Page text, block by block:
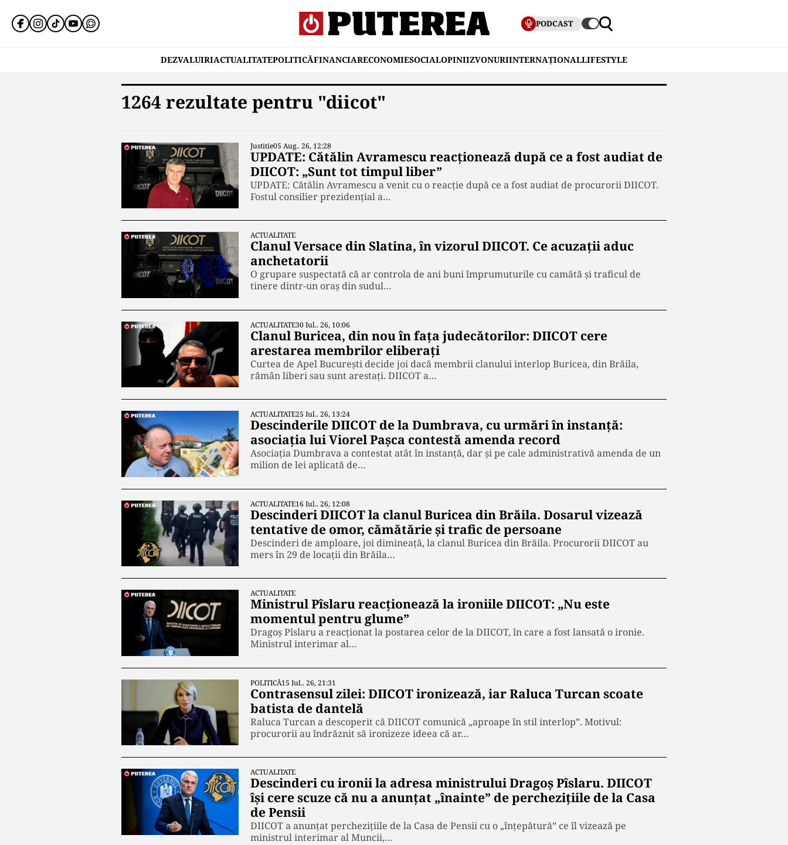
PODCAST
DEZVALUIRIACTUALITATEPOLITICĂFINANCIARECONOMIESOCIALOPINIIZVONURIINTERNAȚIONALLIFESTYLE
1264 rezultate pentru "diicot"
Justitie05 Aug.. 26, 12:28
UPDATE: Cătălin Avramescu reacționează după ce a fost audiat de
DIICOT: „Sunt tot timpul liber”
UPDATE: Cătălin Avramescu a venit cu o reacție după ce a fost audiat de procurorii DIICOT.
Fostul consilier prezidențial a…
ACTUALITATE
Clanul Versace din Slatina, în vizorul DIICOT. Ce acuzații aduc
anchetatorii
O grupare suspectată că ar controla de ani buni împrumuturile cu camătă și traficul de
tinere dintr-un oraș din sudul…
ACTUALITATE30 Iul.. 26, 10:06
Clanul Buricea, din nou în fața judecătorilor: DIICOT cere
arestarea membrilor eliberați
Curtea de Apel București decide joi dacă membrii clanului interlop Buricea, din Brăila,
rămân liberi sau sunt arestați. DIICOT a…
ACTUALITATE25 Iul.. 26, 13:24
Descinderile DIICOT de la Dumbrava, cu urmări în instanță:
asociația lui Viorel Pașca contestă amenda record
Asociația Dumbrava a contestat atât în instanță, dar și pe cale administrativă amenda de un
milion de lei aplicată de…
ACTUALITATE16 Iul.. 26, 12:08
Descinderi DIICOT la clanul Buricea din Brăila. Dosarul vizează
tentative de omor, cămătărie și trafic de persoane
Descinderi de amploare, joi dimineață, la clanul Buricea din Brăila. Procurorii DIICOT au
mers în 29 de locații din Brăila…
ACTUALITATE
Ministrul Pîslaru reacționează la ironiile DIICOT: „Nu este
momentul pentru glume”
Dragoș Pîslaru a reacționat la postarea celor de la DIICOT, în care a fost lansată o ironie.
Ministrul interimar al…
POLITICĂ15 Iul.. 26, 21:31
Contrasensul zilei: DIICOT ironizează, iar Raluca Turcan scoate
batista de dantelă
Raluca Turcan a descoperit că DIICOT comunică „aproape în stil interlop”. Motivul:
procurorii au îndrăznit să ironizeze ideea că ar…
ACTUALITATE
Descinderi cu ironii la adresa ministrului Dragoș Pîslaru. DIICOT
își cere scuze că nu a anunțat „înainte” de perchezițiile de la Casa
de Pensii
DIICOT a anunțat perchezițiile de la Casa de Pensii cu o „înțepătură” ce îl vizează pe
ministrul interimar al Muncii,…